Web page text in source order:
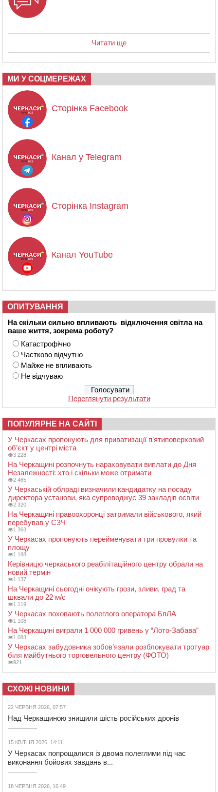
Читати ще
МИ У СОЦМЕРЕЖАХ
Сторінка Facebook
Канал у Telegram
Сторінка Instagram
Канал YouTube
ОПИТУВАННЯ
На скільки сильно впливають відключення світла на
ваше життя, зокрема роботу?
Катастрофічно
Частково відчутно
Майже не впливають
Не відчуваю
Переглянути результати
ПОПУЛЯРНЕ НА САЙТІ
У Черкасах пропонують для приватизації п’ятиповерховий
об’єкт у центрі міста
3 228
На Черкащині розпочнуть нараховувати виплати до Дня
Незалежності: хто і скільки може отримати
2 465
У Черкаській облраді визначили кандидатку на посаду
директора установи, яка супроводжує 39 закладів освіти
2 320
На Черкащині правоохоронці затримали військового, який
перебував у СЗЧ
1 363
У Черкасах пропонують перейменувати три провулки та
площу
1 188
Керівницю черкаського реабілітаційного центру обрали на
новий термін
1 137
На Черкащині сьогодні очікують грози, зливи, град та
шквали до 22 м/с
1 119
У Черкасах поховають полеглого оператора БпЛА
1 108
На Черкащині виграли 1 000 000 гривень у “Лото-Забава”
1 083
У Черкасах забудовника зобов’язали розблокувати тротуар
біля майбутнього торговельного центру (ФОТО)
921
СХОЖІ НОВИНИ
22 ЧЕРВНЯ 2026, 07:57
Над Черкащиною знищили шість російських дронів
15 КВІТНЯ 2026, 14:11
У Черкасах попрощалися із двома полеглими під час
виконання бойових завдань в...
18 ЧЕРВНЯ 2026, 16:49